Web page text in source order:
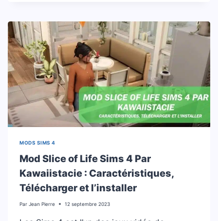
MODS SIMS 4
Mod Slice of Life Sims 4 Par
Kawaiistacie : Caractéristiques,
Télécharger et l’installer
Par Jean Pierre 12 septembre 2023